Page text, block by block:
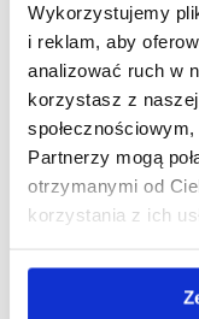
Wykorzystujemy
i reklam, aby
analizować ruch w
korzystasz z
Partnerzy mogą
otrzymanymi od
korzystania z ich
Klaudia Kusz
Krzysztof Dacz
Krzysztof Kapłon
Lidia Śliż
Łukasz Zarębski